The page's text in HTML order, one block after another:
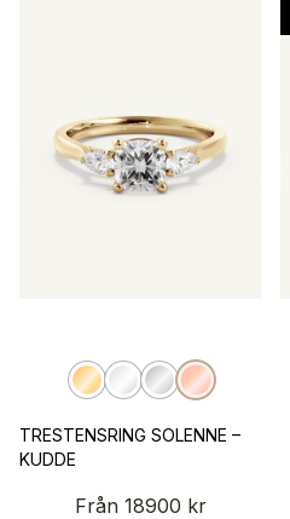
TRESTENSRING SOLENNE –
KUDDE
Från 18900 kr